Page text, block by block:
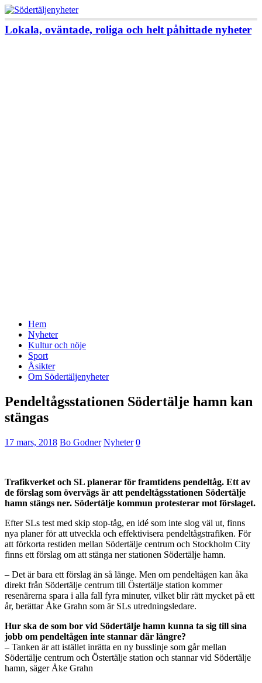
Lokala, oväntade, roliga och helt påhittade nyheter
Hem
Nyheter
Kultur och nöje
Sport
Åsikter
Om Södertäljenyheter
Pendeltågsstationen Södertälje hamn kan
stängas
17 mars, 2018 Bo Godner Nyheter 0
Trafikverket och SL planerar för framtidens pendeltåg. Ett av
de förslag som övervägs är att pendeltågsstationen Södertälje
hamn stängs ner. Södertälje kommun protesterar mot förslaget.
Efter SLs test med skip stop-tåg, en idé som inte slog väl ut, finns
nya planer för att utveckla och effektivisera pendeltågstrafiken. För
att förkorta restiden mellan Södertälje centrum och Stockholm City
finns ett förslag om att stänga ner stationen Södertälje hamn.
– Det är bara ett förslag än så länge. Men om pendeltågen kan åka
direkt från Södertälje centrum till Östertälje station kommer
resenärerna spara i alla fall fyra minuter, vilket blir rätt mycket på ett
år, berättar Åke Grahn som är SLs utredningsledare.
Hur ska de som bor vid Södertälje hamn kunna ta sig till sina
jobb om pendeltågen inte stannar där längre?
– Tanken är att istället inrätta en ny busslinje som går mellan
Södertälje centrum och Östertälje station och stannar vid Södertälje
hamn, säger Åke Grahn